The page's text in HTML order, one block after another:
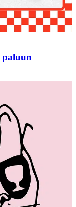
paluun